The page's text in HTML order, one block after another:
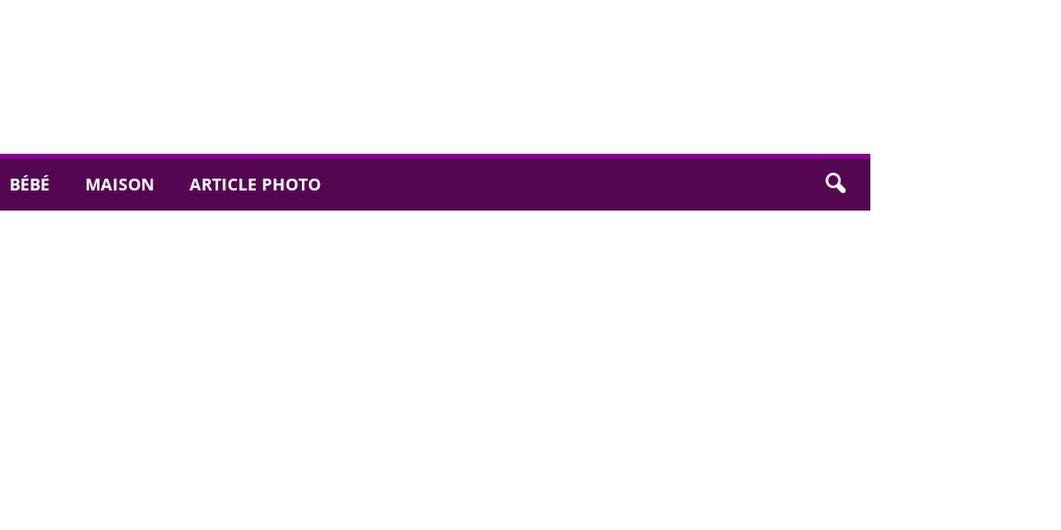
BÉBÉ MAISON ARTICLE PHOTO